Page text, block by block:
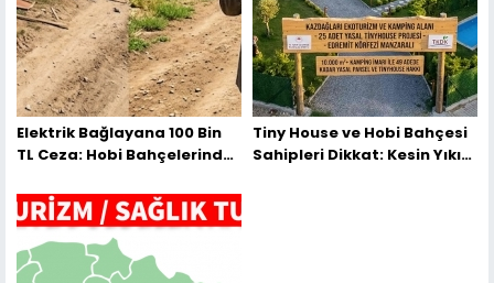
Elektrik Bağlayana 100 Bin
TL Ceza: Hobi Bahçelerinde
Tiny House ve Hobi Bahçesi
Sahipleri Dikkat: Kesin Yıkım